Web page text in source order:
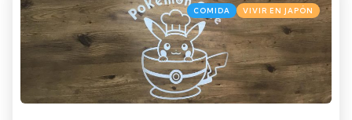
Categories
Posted
in
COMIDA VIVIR EN JAPÓN